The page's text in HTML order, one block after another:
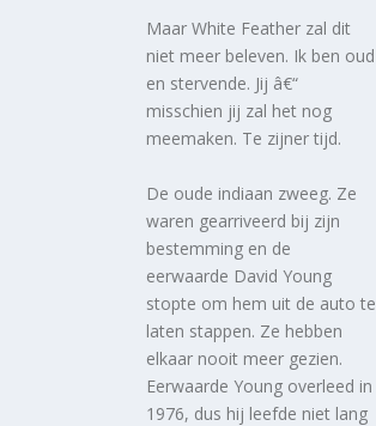
Maar White Feather zal dit
niet meer beleven. Ik ben oud
en stervende. Jij â€“
misschien jij zal het nog
meemaken. Te zijner tijd.
De oude indiaan zweeg. Ze
waren gearriveerd bij zijn
bestemming en de
eerwaarde David Young
stopte om hem uit de auto te
laten stappen. Ze hebben
elkaar nooit meer gezien.
Eerwaarde Young overleed in
1976, dus hij leefde niet lang